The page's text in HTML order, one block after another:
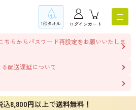
1秒タオル ログインカート
ちらからパスワード再設定をお願いいたしま
配送遅延について
込8,800円以上で送料無料！